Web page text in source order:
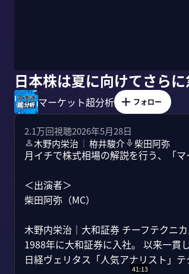
日本株は夏に向けてさら
マーケット超分析 フォロー
2.1万回視聴2026年5月28日
木野内栄治 ｜ 栫井駿介 柴田阿弥
月イチで株式相場の解説を行う、「
＜出演者＞
柴田阿弥（MC）
木野内栄治｜大和証券 チーフテクニ
1988年に大和証券に入社。 以来一貫
日経ヴェリタス「人気アナリスト」
41:13